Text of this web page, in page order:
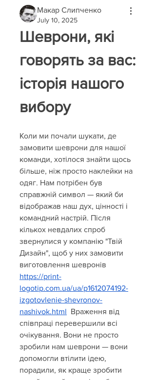
Макар Слипченко
July 10, 2025
Шеврони, які
говорять за вас:
історія нашого
вибору
Коли ми почали шукати, де
замовити шеврони для нашої
команди, хотілося знайти щось
більше, ніж просто наклейки на
одяг. Нам потрібен був
справжній символ — який би
відображав наш дух, цінності і
командний настрій. Після
кількох невдалих спроб
звернулися у компанію "Твій
Дизайн", щоб у них замовити
https://print-
logotip.com.ua/ua/p1612074192-
izgotovlenie-shevronov-
nashivok.html
  Враження від
співпраці перевершили всі
очікування. Вони не просто
зробили нам шеврони — вони
допомогли втілити ідею,
порадили, як краще зробити